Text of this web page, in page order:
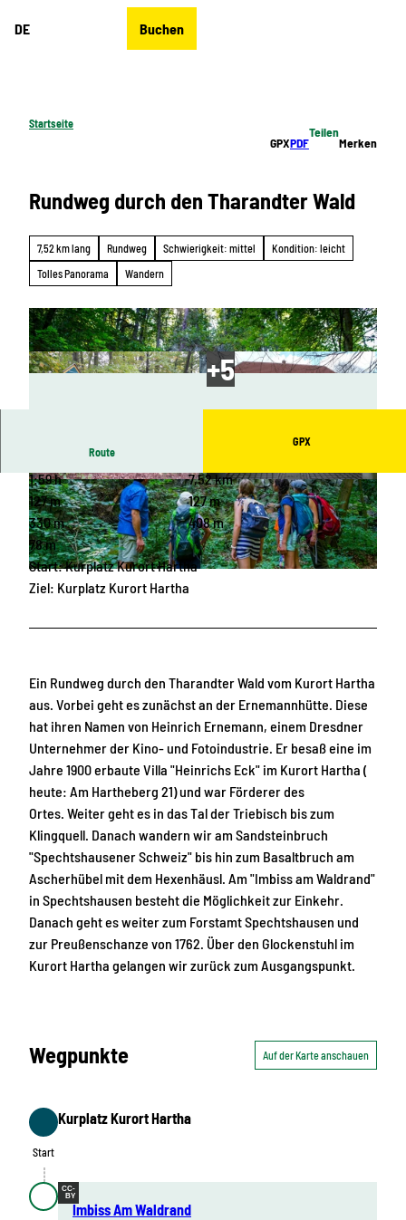
DE Buchen
Startseite
GPXPDF
Teilen
Merken
Rundweg durch den Tharandter Wald
7,52 km lang Rundweg Schwierigkeit: mittel
Kondition: leicht
Tolles Panorama
Wandern
© Robert Michael |
© Alexander Jäkel, Andre Kaiser |CC-BY-ND
© Geopark Sachsens Mitte, Rolf Mögel |
CC-BY-ND
Route
GPX
1:59 h
7,52 km
127 m
127 m
330 m
408 m
78 m
Start: Kurplatz Kurort Hartha
Ziel: Kurplatz Kurort Hartha
Ein Rundweg durch den Tharandter Wald vom Kurort Hartha
aus. Vorbei geht es zunächst an der Ernemannhütte. Diese
hat ihren Namen von Heinrich Ernemann, einem Dresdner
Unternehmer der Kino- und Fotoindustrie. Er besaß eine im
Jahre 1900 erbaute Villa "Heinrichs Eck" im Kurort Hartha (
heute: Am Hartheberg 21) und war Förderer des
Ortes. Weiter geht es in das Tal der Triebisch bis zum
Klingquell. Danach wandern wir am Sandsteinbruch
"Spechtshausener Schweiz" bis hin zum Basaltbruch am
Ascherhübel mit dem Hexenhäusl. Am "Imbiss am Waldrand"
in Spechtshausen besteht die Möglichkeit zur Einkehr.
Danach geht es weiter zum Forstamt Spechtshausen und
zur Preußenschanze von 1762. Über den Glockenstuhl im
Kurort Hartha gelangen wir zurück zum Ausgangspunkt.
Wegpunkte Auf der Karte anschauen
Start
Start
Kurplatz Kurort Hartha
CC-
BY
Imbiss Am Waldrand